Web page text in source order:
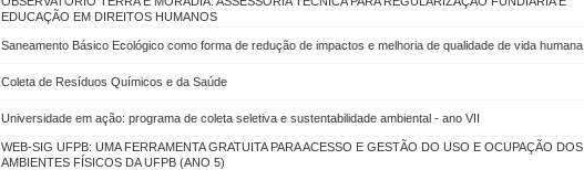
EDUCAÇÃO EM DIREITOS HUMANOS
Saneamento Básico Ecológico como forma de redução de impactos e melhoria de qualidade de vida humana
Coleta de Resíduos Químicos e da Saúde
Universidade em ação: programa de coleta seletiva e sustentabilidade ambiental - ano VII
WEB-SIG UFPB: UMA FERRAMENTA GRATUITA PARA ACESSO E GESTÃO DO USO E OCUPAÇÃO DOS
AMBIENTES FÍSICOS DA UFPB (ANO 5)